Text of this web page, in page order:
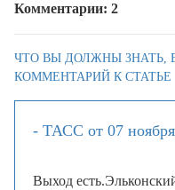
Комментарии: 2
ЧТО ВЫ ДОЛЖНЫ ЗНАТЬ,
КОММЕНТАРИЙ К СТАТЬЕ
- ТАСС от 07 ноября
Выход